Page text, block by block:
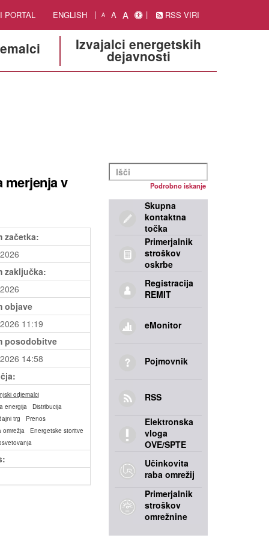
PORTAL ENGLISH A A A RSS VIRI
Izvajalci energetskih
dejavnosti
merjenja v
začetka:
zaključka:
objave
11:19
posodobitve
14:58
odjemalci
energija
Distribucija
trg
Prenos
omrežja
Energetske storitve
Podrobno iskanje
Skupna
kontaktna
točka
Primerjalnik
stroškov
oskrbe
Registracija
REMIT
eMonitor
Pojmovnik
RSS
Elektronska
vloga
OVE/SPTE
Učinkovita
raba omrežij
Primerjalnik
stroškov
omrežnine